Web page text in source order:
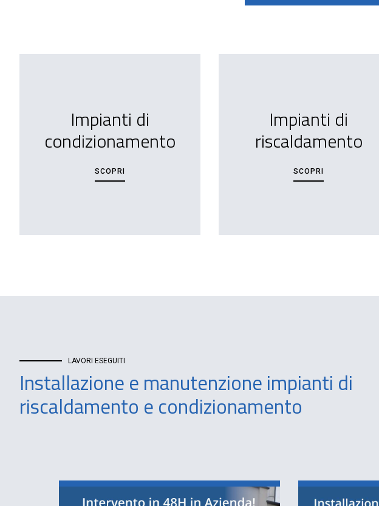
Impianti di
condizionamento
SCOPRI
Impianti di
riscaldamento
SCOPRI
LAVORI ESEGUITI
Installazione e manutenzione impianti di
riscaldamento e condizionamento